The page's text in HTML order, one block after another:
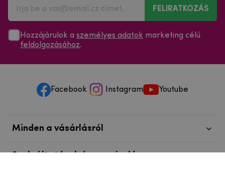
FELIRATKOZÁS
Hozzájárulok a személyes adatok marketing célú
feldolgozásához.
Facebook Instagram Youtube
Minden a vásárlásról